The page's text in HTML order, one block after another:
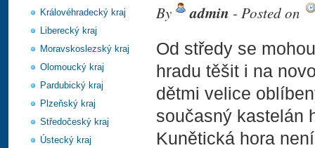
Královéhradecký kraj
Liberecký kraj
Moravskoslezský kraj
Olomoucký kraj
Pardubický kraj
Plzeňský kraj
Středočeský kraj
Ústecký kraj
By admin - Posted on
Od středy se
hradu těšit i na
dětmi velice
současný kastelán
Kunětická hora